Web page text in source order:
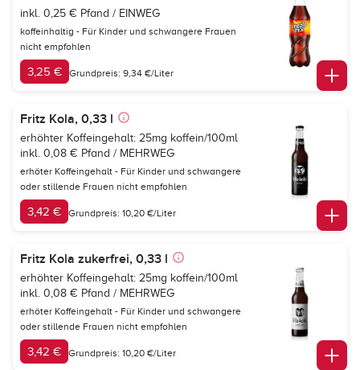
inkl. 0,25 € Pfand / EINWEG
koffeinhaltig - Für Kinder und schwangere Frauen
nicht empfohlen
3,25 € Grundpreis: 9,34 €/Liter
Fritz Kola, 0,33 l
erhöhter Koffeingehalt: 25mg koffein/100ml
inkl. 0,08 € Pfand / MEHRWEG
erhöter Koffeingehalt - Für Kinder und schwangere
oder stillende Frauen nicht empfohlen
3,42 € Grundpreis: 10,20 €/Liter
Fritz Kola zukerfrei, 0,33 l
erhöhter Koffeingehalt: 25mg koffein/100ml
inkl. 0,08 € Pfand / MEHRWEG
erhöter Koffeingehalt - Für Kinder und schwangere
oder stillende Frauen nicht empfohlen
3,42 € Grundpreis: 10,20 €/Liter